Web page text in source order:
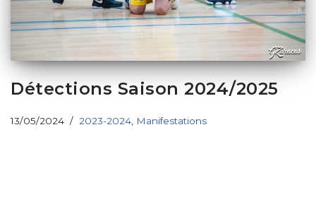
Détections Saison 2024/2025
13/05/2024 2023-2024 Manifestations